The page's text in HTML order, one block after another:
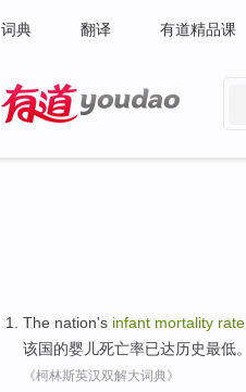
词典 翻译 有道精品课
The nation's infant mortality rate
该国的婴儿死亡率已达历史最低。
《柯林斯英汉双解大词典》